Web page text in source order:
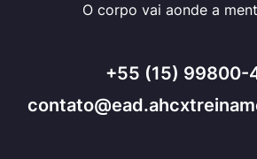
O corpo vai aonde a
+55 (15) 99800-